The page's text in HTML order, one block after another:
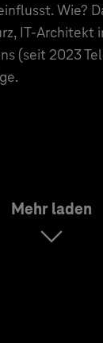
Wie?
IT-Architekt
(seit 2023
Mehr laden